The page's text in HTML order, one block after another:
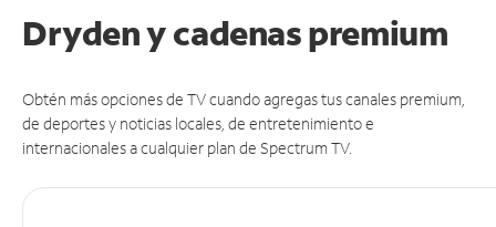
Dryden y cadenas premium
Obtén más opciones de TV cuando agregas tus canales premium,
de deportes y noticias locales, de entretenimiento e
internacionales a cualquier plan de Spectrum TV.